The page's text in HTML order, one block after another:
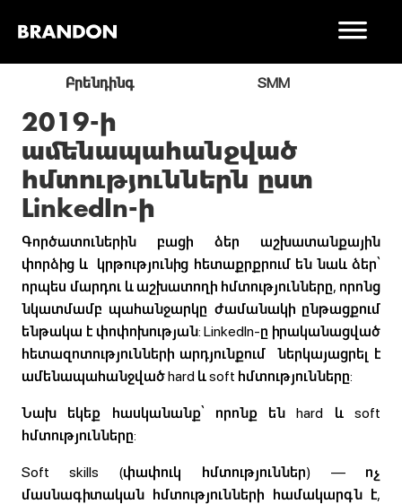
Բրենդինգ SMM
2019-ի
ամենապահանջված
հմտություններն ըստ
LinkedIn-ի
Գործատուներին բացի ձեր աշխատանքային
փորձից և կրթությունից հետաքրքրում են նաև ձեր՝
որպես մարդու և աշխատողի հմտությունները, որոնց
նկատմամբ պահանջարկը ժամանակի ընթացքում
ենթակա է փոփոխության: LinkedIn-ը իրականացված
հետազոտությունների արդյունքում ներկայացրել է
ամենապահանջված hard և soft հմտությունները:
Նախ եկեք հասկանանք՝ որոնք են hard և soft
հմտությունները:
Soft skills (փափուկ հմտություններ) — ոչ
մասնագիտական հմտությունների համակարգն է,